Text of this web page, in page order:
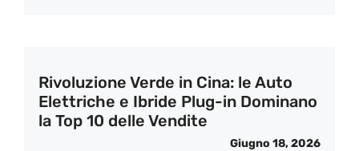
Rivoluzione Verde in Cina: le Auto
Elettriche e Ibride Plug-in Dominano
la Top 10 delle Vendite
Giugno 18, 2026